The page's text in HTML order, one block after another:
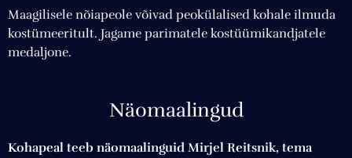
Maagilisele nõiapeole võivad peokülalised kohale ilmuda
kostümeeritult. Jagame parimatele kostüümikandjatele
medaljone.
Näomaalingud
Kohapeal teeb näomaalinguid Mirjel Reitsnik, tema